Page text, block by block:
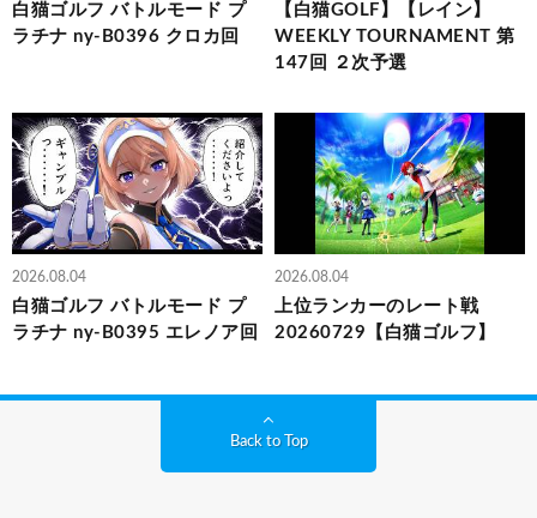
白猫ゴルフ バトルモード プ
ラチナ ny-B0396 クロカ回
【白猫GOLF】【レイン】
WEEKLY TOURNAMENT 第
147回 ２次予選
2026.08.04
白猫ゴルフ バトルモード プ
ラチナ ny-B0395 エレノア回
2026.08.04
上位ランカーのレート戦
20260729【白猫ゴルフ】
Back to Top